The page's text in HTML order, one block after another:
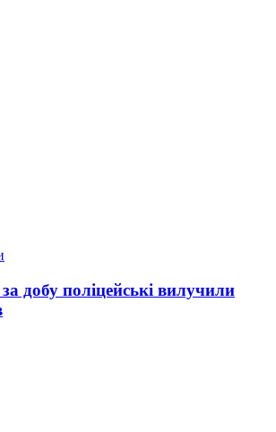
добу поліцейські вилучили